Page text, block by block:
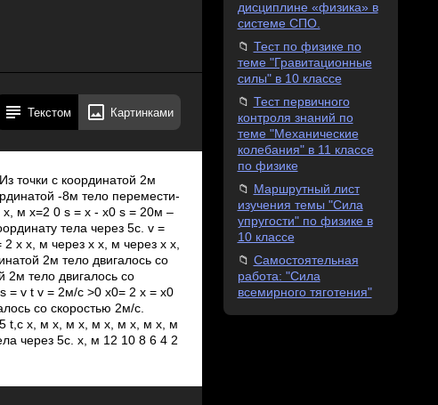
Текстом Картинками
точки с координатой 2м
-8м тело перемести-
м х=2 0 s = х - х0 s = 20м –
тела через 5с. v =
х х, м через х х, м через х х,
2м тело двигалось со
2м тело двигалось со
= v t v = 2м/с >0 х0= 2 х = х0
со скоростью 2м/с.
t,с х, м х, м х, м х, м х, м х, м
через 5с. х, м 12 10 8 6 4 2
дисциплине «физика» в
системе СПО.
Тест по физике по
теме "Гравитационные
силы" в 10 классе
Тест первичного
контроля знаний по
теме "Механические
колебания" в 11 классе
по физике
Маршрутный лист
изучения темы "Сила
упругости" по физике в
10 классе
Самостоятельная
работа: "Сила
всемирного тяготения"